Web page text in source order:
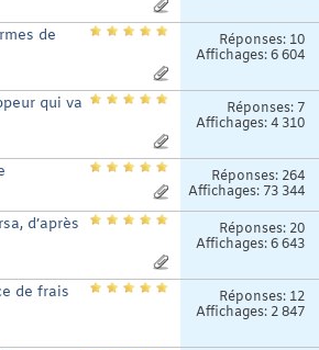
de
Réponses: 10
Affichages: 6 604
qui va
Réponses: 7
Affichages: 4 310
Réponses: 264
Affichages: 73 344
d’après
Réponses: 20
Affichages: 6 643
de frais
Réponses: 12
Affichages: 2 847